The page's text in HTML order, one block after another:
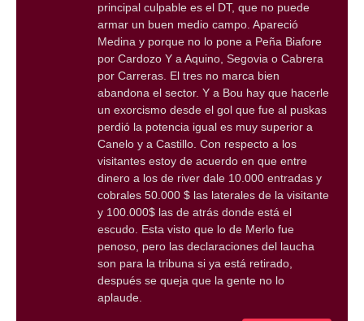
principal culpable es el DT, que no puede
armar un buen medio campo. Apareció
Medina y porque no lo pone a Peña Biafore
por Cardozo Y a Aquino, Segovia o Cabrera
por Carreras. El tres no marca bien
abandona el sector. Y a Bou hay que hacerle
un exorcismo desde el gol que fue al puskas
perdió la potencia igual es muy superior a
Canelo y a Castillo. Con respecto a los
visitantes estoy de acuerdo en que entre
dinero a los de river dale 10.000 entradas y
cobrales 50.000 $ las laterales de la visitante
y 100.000$ las de atrás donde está el
escudo. Esta visto que lo de Merlo fue
penoso, pero las declaraciones del laucha
son para la tribuna si ya está retirado,
después se queja que la gente no lo
aplaude.